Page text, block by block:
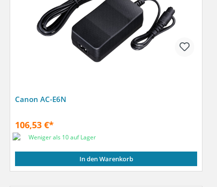
Canon AC-E6N
106,53 €*
Weniger als 10 auf Lager
In den Warenkorb